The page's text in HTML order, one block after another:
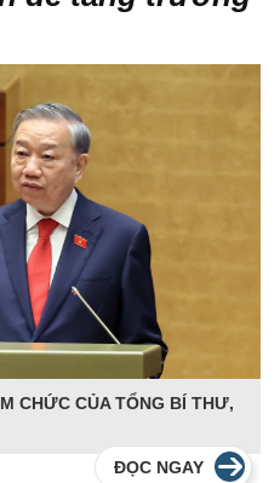
CHỨC CỦA TỔNG BÍ THƯ,
ĐỌC NGAY